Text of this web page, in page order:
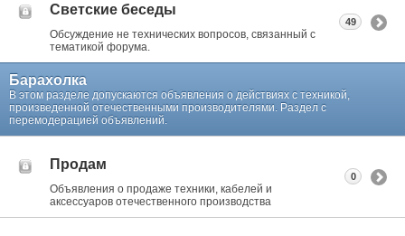
Светские беседы
Обсуждение не технических вопросов, связанный с
тематикой форума.
49
Барахолка
В этом разделе допускаются объявления о действиях с техникой,
произведенной отечественными производителями. Раздел с
перемодерацией объявлений.
Продам
Объявления о продаже техники, кабелей и
аксессуаров отечественного производства
0